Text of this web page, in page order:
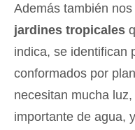
Además también
jardines tropicales
indica, se identifican
conformados por
necesitan mucha
importante de agua,